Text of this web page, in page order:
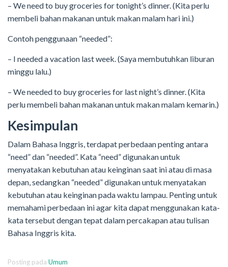
– We need to buy groceries for tonight’s dinner. (Kita perlu
membeli bahan makanan untuk makan malam hari ini.)
Contoh penggunaan “needed”:
– I needed a vacation last week. (Saya membutuhkan liburan
minggu lalu.)
– We needed to buy groceries for last night’s dinner. (Kita
perlu membeli bahan makanan untuk makan malam kemarin.)
Kesimpulan
Dalam Bahasa Inggris, terdapat perbedaan penting antara
“need” dan “needed”. Kata “need” digunakan untuk
menyatakan kebutuhan atau keinginan saat ini atau di masa
depan, sedangkan “needed” digunakan untuk menyatakan
kebutuhan atau keinginan pada waktu lampau. Penting untuk
memahami perbedaan ini agar kita dapat menggunakan kata-
kata tersebut dengan tepat dalam percakapan atau tulisan
Bahasa Inggris kita.
Posting pada Umum